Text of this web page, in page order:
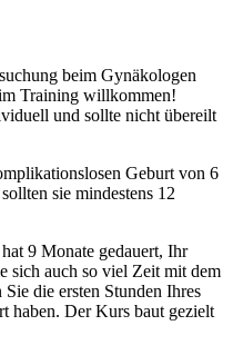
beim Gynäkologen
Training willkommen!
und sollte nicht übereilt
Geburt von 6
sie mindestens 12
9 Monate gedauert, Ihr
sich auch so viel Zeit mit dem
die ersten Stunden Ihres
haben. Der Kurs baut gezielt